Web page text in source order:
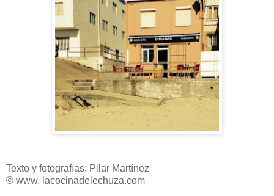
Texto y fotografías: Pilar Martínez
© www. lacocinadelechuza.com